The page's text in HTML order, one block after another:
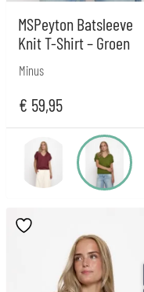
MSPeyton Batsleeve
Knit T-Shirt – Groen
Minus
€ 59,95